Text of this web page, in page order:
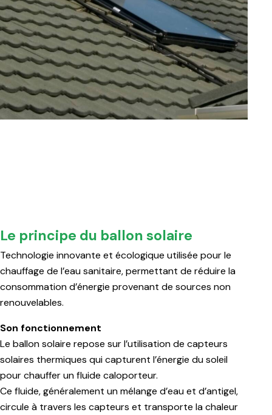
Le principe du ballon solaire
Technologie innovante et écologique utilisée pour le
chauffage de l’eau sanitaire, permettant de réduire la
consommation d’énergie provenant de sources non
renouvelables.
Son fonctionnement
Le ballon solaire repose sur l’utilisation de capteurs
solaires thermiques qui capturent l’énergie du soleil
pour chauffer un fluide caloporteur.
Ce fluide, généralement un mélange d’eau et d’antigel,
circule à travers les capteurs et transporte la chaleur